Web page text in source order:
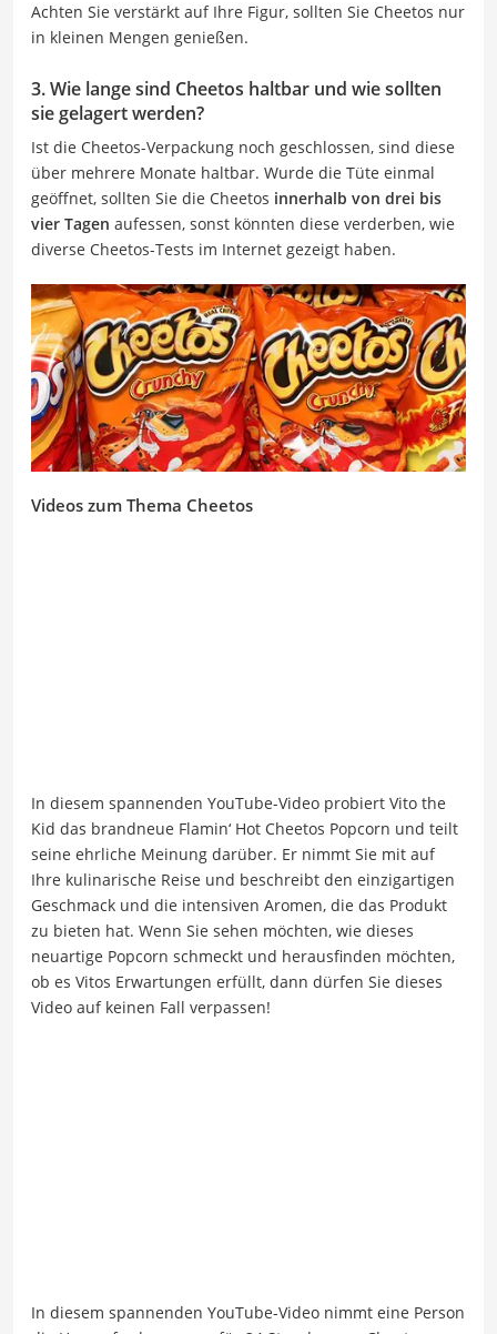
Achten Sie verstärkt auf Ihre Figur, sollten Sie Cheetos nur
in kleinen Mengen genießen.
3. Wie lange sind Cheetos haltbar und wie sollten
sie gelagert werden?
Ist die Cheetos-Verpackung noch geschlossen, sind diese
über mehrere Monate haltbar. Wurde die Tüte einmal
geöffnet, sollten Sie die Cheetos innerhalb von drei bis
vier Tagen aufessen, sonst könnten diese verderben, wie
diverse Cheetos-Tests im Internet gezeigt haben.
Videos zum Thema Cheetos
In diesem spannenden YouTube-Video probiert Vito the
Kid das brandneue Flamin‘ Hot Cheetos Popcorn und teilt
seine ehrliche Meinung darüber. Er nimmt Sie mit auf
Ihre kulinarische Reise und beschreibt den einzigartigen
Geschmack und die intensiven Aromen, die das Produkt
zu bieten hat. Wenn Sie sehen möchten, wie dieses
neuartige Popcorn schmeckt und herausfinden möchten,
ob es Vitos Erwartungen erfüllt, dann dürfen Sie dieses
Video auf keinen Fall verpassen!
In diesem spannenden YouTube-Video nimmt eine Person